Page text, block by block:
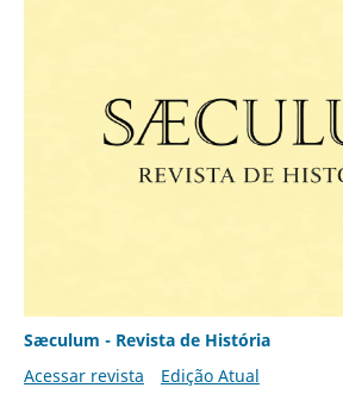
Sæculum - Revista de História
Acessar revista
Edição Atual